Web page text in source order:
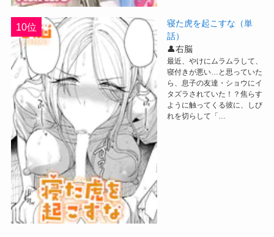
10位
寝た虎を起こすな（単
話）
👤右脳
最近、やけにムラムラして、
寝付きが悪い…と思っていた
ら、息子の友達・ショウにイ
タズラされていた！？焦らす
ように触ってくる彼に、しび
れを切らして「…